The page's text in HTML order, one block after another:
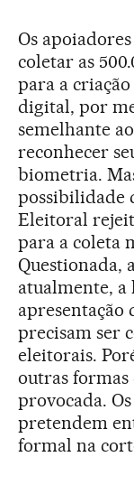
Os
coletar as
para a
digital, por
semelhante
reconhecer
biometria.
possibilidade
Eleitoral
para a coleta
Questionada,
atualmente, a
apresentação
precisam ser
eleitorais.
outras formas
provocada.
pretendem
formal na